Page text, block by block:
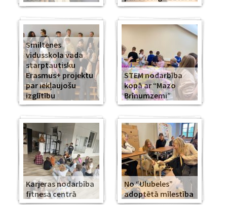
Smiltenes
vidusskola vada
starptautisku
Erasmus+ projektu
par iekļaujošu
izglītību
STEM nodarbība
kopā ar “Mazo
Brīnumzemi”
Karjeras nodarbība
fitnesa centrā
No “Ulubeles”
adoptētā mīlestība